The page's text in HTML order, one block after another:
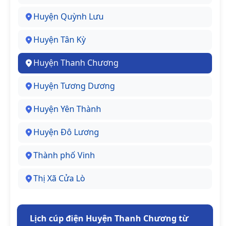
Huyện Quỳnh Lưu
Huyện Tân Kỳ
Huyện Thanh Chương
Huyện Tương Dương
Huyện Yên Thành
Huyện Đô Lương
Thành phố Vinh
Thị Xã Cửa Lò
Lịch cúp điện Huyện Thanh Chương từ